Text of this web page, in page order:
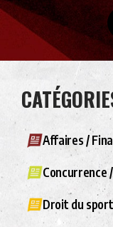
Affaires /
Concurrence
Droit du